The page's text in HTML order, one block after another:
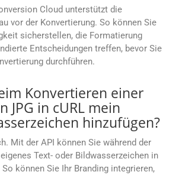
Cloud unterstützt die
vor der Konvertierung. So können Sie
sicherstellen, die Formatierung
Entscheidungen treffen, bevor Sie
durchführen.
Konvertieren einer
JPG in cURL mein
hinzufügen?
Mit der API können Sie während der
Text- oder Bildwasserzeichen in
können Sie Ihr Branding integrieren,